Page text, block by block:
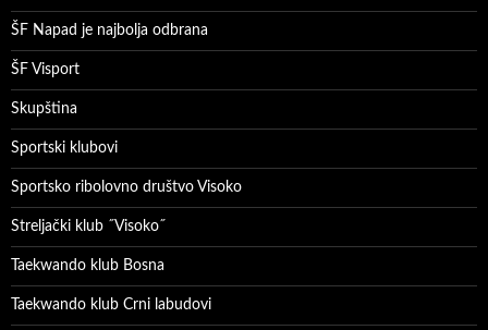
ŠF Napad je najbolja odbrana
ŠF Visport
Skupština
Sportski klubovi
Sportsko ribolovno društvo Visoko
Streljački klub ˝Visoko˝
Taekwando klub Bosna
Taekwando klub Crni labudovi